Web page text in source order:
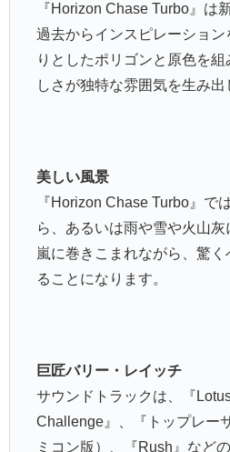
『Horizon Chase Turbo』は
過去からインスピレーション
りとしたポリゴンと原色を
しさが独特な雰囲気を生み出
美しい風景
『Horizon Chase Turbo』で
ら、あるいは雨や雪や火山
嵐に巻きこまれながら、驚
ることになります。
巨匠バリー・レイッチ
サウンドトラックは、『
Challenge』、『トップレー
ミコン版）、『Rush』など